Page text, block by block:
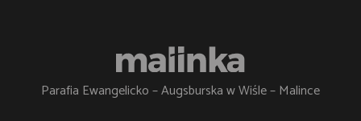
Parafia Ewangelicko – Augsburska w Wiśle – Malince